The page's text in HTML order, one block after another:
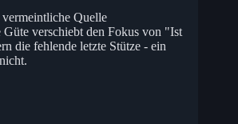
Quelle
Güte verschiebt den Fokus von "Ist
die fehlende letzte Stütze - ein